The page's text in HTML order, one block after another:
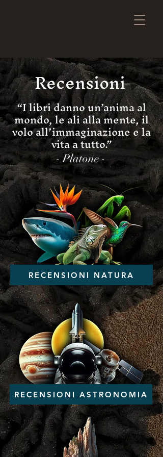
Recensioni
“I libri danno un’anima al
mondo, le ali alla mente, il
volo all’immaginazione e la
vita a tutto.”
- Platone -
RECENSIONI NATURA
RECENSIONI ASTRONOMIA